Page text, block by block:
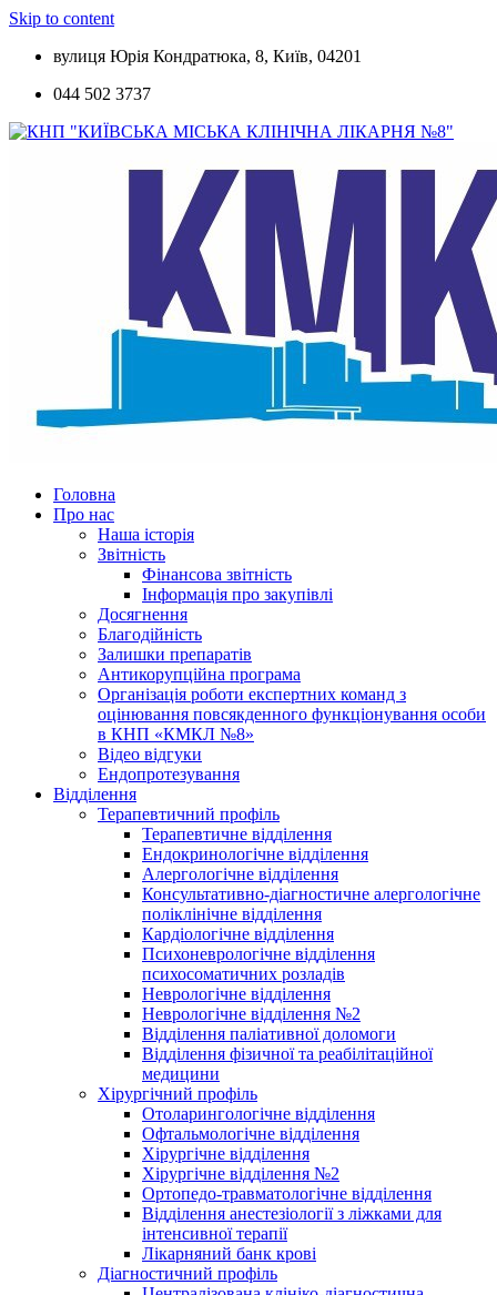
Skip to content
вулиця Юрія Кондратюка, 8, Київ, 04201
044 502 3737
Головна
Про нас
Наша історія
Звітність
Фінансова звітність
Інформація про закупівлі
Досягнення
Благодійність
Залишки препаратів
Антикорупційна програма
Організація роботи експертних команд з
оцінювання повсякденного функціонування особи
в КНП «КМКЛ №8»
Відео відгуки
Ендопротезування
Відділення
Терапевтичний профіль
Терапевтичне відділення
Ендокринологічне відділення
Алергологічне відділення
Консультативно-діагностичне алергологічне
поліклінічне відділення
Кардіологічне відділення
Психоневрологічне відділення
психосоматичних розладів
Неврологічне відділення
Неврологічне відділення №2
Відділення паліативної доломоги
Відділення фізичної та реабілітаційної
медицини
Хірургічний профіль
Отоларингологічне відділення
Офтальмологічне відділення
Хірургічне відділення
Хірургічне відділення №2
Ортопедо-травматологічне відділення
Відділення анестезіології з ліжками для
інтенсивної терапії
Лікарняний банк крові
Діагностичний профіль